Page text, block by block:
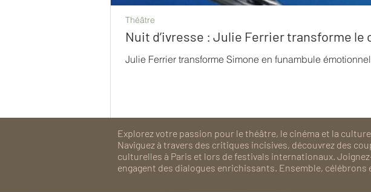
Nuit d’ivresse : Julie Ferrier transforme
Julie Ferrier transforme Simone en funambule
Théâtre
Explorez votre passion pour le théâtre, le cinéma et la
Naviguez à travers des critiques incisives, découvrez des
culturelles à Paris et lors de festivals internationaux.
engagent des dialogues enrichissants. Ensemble,